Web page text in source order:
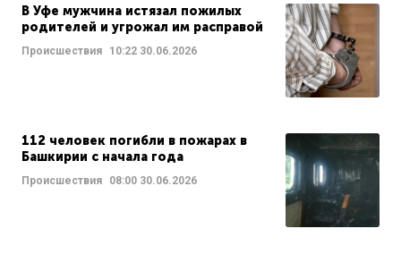
В Уфе мужчина истязал пожилых
родителей и угрожал им расправой
Происшествия 10:22 30.06.2026
112 человек погибли в пожарах в
Башкирии с начала года
Происшествия 08:00 30.06.2026